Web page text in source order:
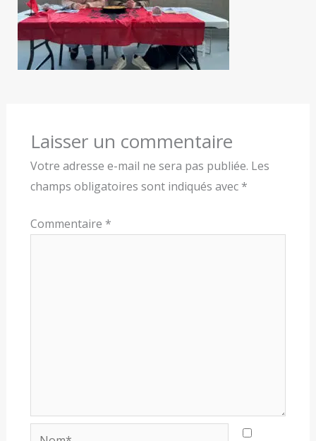
Laisser un commentaire
Votre adresse e-mail ne sera pas publiée. Les
champs obligatoires sont indiqués avec *
Commentaire *
Nom*